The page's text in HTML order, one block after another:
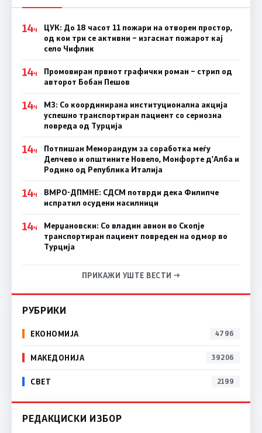
14Ч
ЦУК: До 18 часот 11 пожари на отворен простор,
од кои три се активни – изгаснат пожарот кај
село Чифлик
14Ч
Промовиран првиот графички роман – стрип од
авторот Бобан Пешов
14Ч
МЗ: Со координирана институционална акција
успешно транспортиран пациент со сериозна
повреда од Турција
14Ч
Потпишан Меморандум за соработка меѓу
Делчево и општините Новело, Монфорте д’Алба и
Родино од Република Италија
14Ч
ВМРО-ДПМНЕ: СДСM потврди дека Филипче
испратил осудени насилници
14Ч
Мерџановски: Со владин авион во Скопје
транспортиран пациент повреден на одмор во
Турција
ПРИКАЖИ УШТЕ ВЕСТИ →
РУБРИКИ
ЕКОНОМИЈА 4796
МАКЕДОНИЈА 39206
СВЕТ 2199
РЕДАКЦИСКИ ИЗБОР